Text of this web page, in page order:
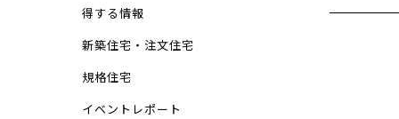
得する情報
新築住宅・注文住宅
規格住宅
イベントレポート